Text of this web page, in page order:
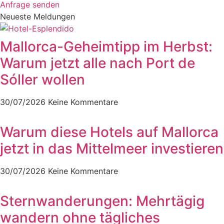
Anfrage senden
Neueste Meldungen
Mallorca-Geheimtipp im Herbst:
Warum jetzt alle nach Port de
Sóller wollen
30/07/2026 Keine Kommentare
Warum diese Hotels auf Mallorca
jetzt in das Mittelmeer investieren
30/07/2026 Keine Kommentare
Sternwanderungen: Mehrtägig
wandern ohne tägliches